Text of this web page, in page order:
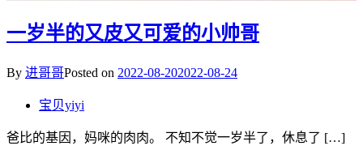
一岁半的又皮又可爱的小帅哥
By 进哥哥Posted on 2022-08-202022-08-24
宝贝yiyi
爸比的基因，妈咪的肉肉。 不知不觉一岁半了，休息了 […]